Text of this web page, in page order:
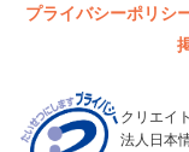
プライバシーポリシ
クリエイ
法人日本